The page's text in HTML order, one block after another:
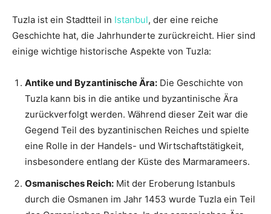
Tuzla ist ein Stadtteil in Istanbul, der eine reiche
Geschichte hat, die Jahrhunderte zurückreicht. Hier sind
einige wichtige historische Aspekte von Tuzla:
Antike und Byzantinische Ära: Die Geschichte von
Tuzla kann bis in die antike und byzantinische Ära
zurückverfolgt werden. Während dieser Zeit war die
Gegend Teil des byzantinischen Reiches und spielte
eine Rolle in der Handels- und Wirtschaftstätigkeit,
insbesondere entlang der Küste des Marmarameers.
Osmanisches Reich: Mit der Eroberung Istanbuls
durch die Osmanen im Jahr 1453 wurde Tuzla ein Teil